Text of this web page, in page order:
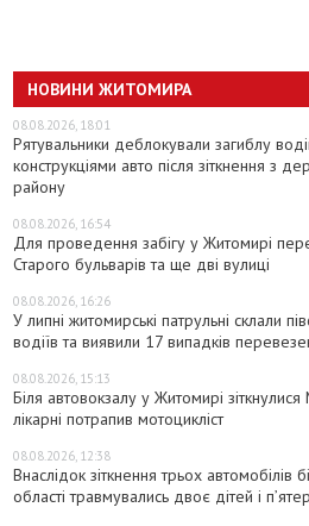
НОВИНИ ЖИТОМИРА
08.08.2026, 18:01
Рятувальники деблокували загиблу
конструкціями авто після зіткнення з
району
08.08.2026, 16:54
Для проведення забігу у Житомирі
Старого бульварів та ще дві вулиці
08.08.2026, 16:26
У липні житомирські патрульні склали
водіїв та виявили 17 випадків
08.08.2026, 15:13
Біля автовокзалу у Житомирі
лікарні потрапив мотоцикліст
08.08.2026, 12:38
Внаслідок зіткнення трьох автомобілів
області травмувались двоє дітей і